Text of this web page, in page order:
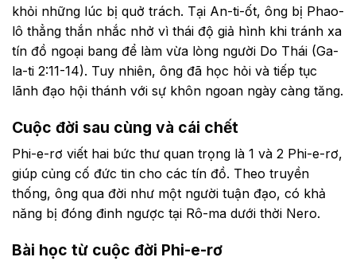
khỏi những lúc bị quở trách. Tại An-ti-ốt, ông bị Phao-
lô thẳng thắn nhắc nhở vì thái độ giả hình khi tránh xa
tín đồ ngoại bang để làm vừa lòng người Do Thái (Ga-
la-ti 2:11-14). Tuy nhiên, ông đã học hỏi và tiếp tục
lãnh đạo hội thánh với sự khôn ngoan ngày càng tăng.
Cuộc đời sau cùng và cái chết
Phi-e-rơ viết hai bức thư quan trọng là 1 và 2 Phi-e-rơ,
giúp củng cố đức tin cho các tín đồ. Theo truyền
thống, ông qua đời như một người tuận đạo, có khả
năng bị đóng đinh ngược tại Rô-ma dưới thời Nero.
Bài học từ cuộc đời Phi-e-rơ